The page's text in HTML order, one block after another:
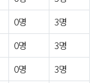
0명
3명
0명
3명
0명
3명